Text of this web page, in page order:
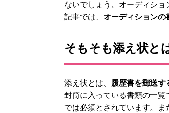
ないでしょう。オーディシ
記事では、 オーディションの
そもそも添え状と
添え状とは、 履歴書を郵送す
封筒に入っている書類の一
では必須とされています。